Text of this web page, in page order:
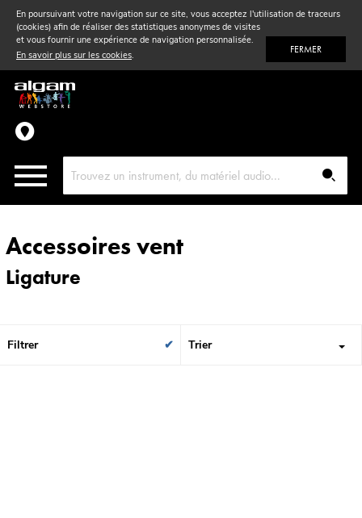
En poursuivant votre navigation sur ce site, vous acceptez l'utilisation de traceurs
(cookies) afin de réaliser des statistiques anonymes de visites
et vous fournir une expérience de navigation personnalisée.
En savoir plus sur les cookies. FERMER
Vent& Violon
Accessoires
Pièces détachées
Accessoires vent
Ligature
Trier
Filtrer